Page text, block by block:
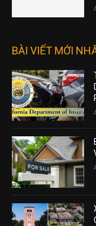
BÀI VIẾT MỚI